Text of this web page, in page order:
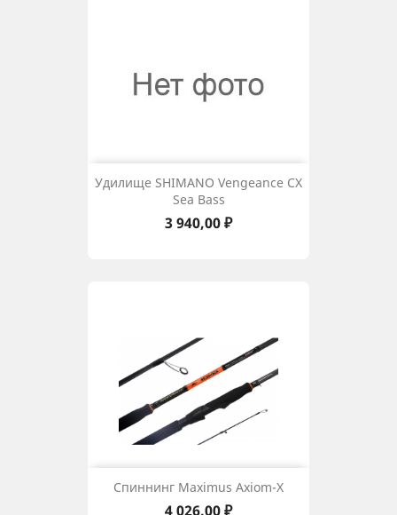
Удилище SHIMANO Vengeance CX
Sea Bass
Цена
3 940,00 ₽
Спиннинг Maximus Axiom-X
Цена
4 026,00 ₽